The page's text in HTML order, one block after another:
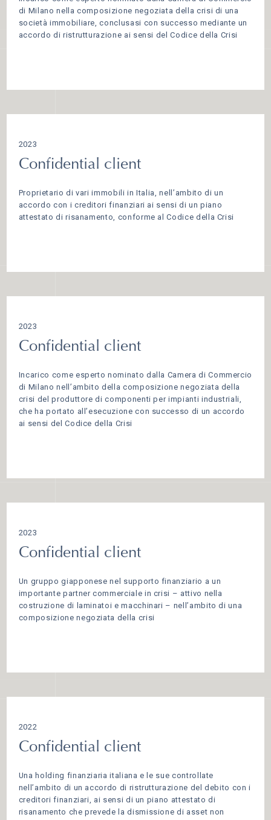
di Milano nella composizione negoziata della crisi di una
società immobiliare, conclusasi con successo mediante un
accordo di ristrutturazione ai sensi del Codice della Crisi
2023
Confidential client
Proprietario di vari immobili in Italia, nell’ambito di un
accordo con i creditori finanziari ai sensi di un piano
attestato di risanamento, conforme al Codice della Crisi
2023
Confidential client
Incarico come esperto nominato dalla Camera di Commercio
di Milano nell’ambito della composizione negoziata della
crisi del produttore di componenti per impianti industriali,
che ha portato all’esecuzione con successo di un accordo
ai sensi del Codice della Crisi
2023
Confidential client
Un gruppo giapponese nel supporto finanziario a un
importante partner commerciale in crisi – attivo nella
costruzione di laminatoi e macchinari – nell’ambito di una
composizione negoziata della crisi
2022
Confidential client
Una holding finanziaria italiana e le sue controllate
nell’ambito di un accordo di ristrutturazione del debito con i
creditori finanziari, ai sensi di un piano attestato di
risanamento che prevede la dismissione di asset non